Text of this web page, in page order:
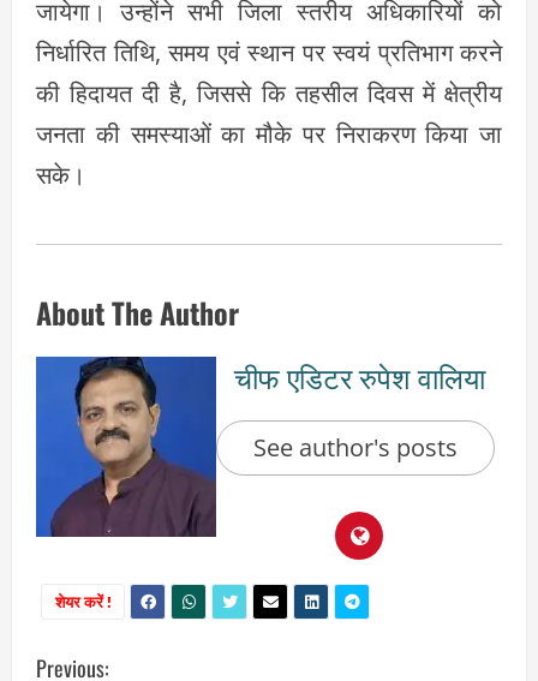
जायेगा। उन्होंने सभी जिला स्तरीय अधिकारियों को
निर्धारित तिथि, समय एवं स्थान पर स्वयं प्रतिभाग करने
की हिदायत दी है, जिससे कि तहसील दिवस में क्षेत्रीय
जनता की समस्याओं का मौके पर निराकरण किया जा
सके।
About The Author
चीफ एडिटर रुपेश वालिया
See author's posts
शेयर करें !
Previous: